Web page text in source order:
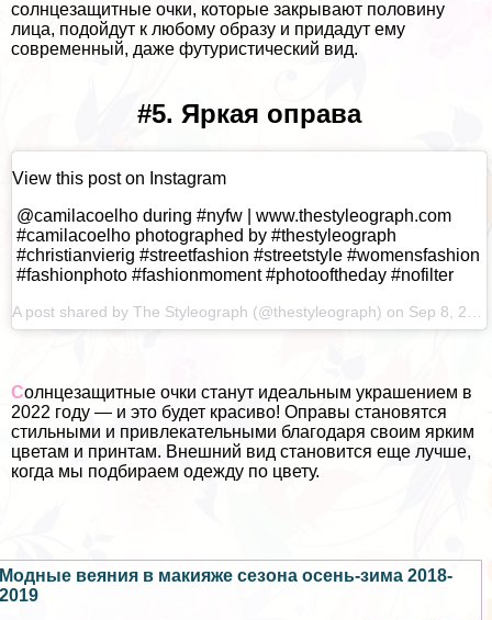
солнцезащитные очки, которые закрывают половину
лица, подойдут к любому образу и придадут ему
современный, даже футуристический вид.
#5. Яркая оправа
View this post on Instagram
@camilacoelho during #nyfw | www.thestyleograph.com
#camilacoelho photographed by #thestyleograph
#christianvierig #streetfashion #streetstyle #womensfashion
#fashionphoto #fashionmoment #photooftheday #nofilter
A post shared by The Styleograph (@thestyleograph) on Sep 8, 2022 at 9:31am PDT
Солнцезащитные очки станут идеальным украшением в
2022 году — и это будет красиво! Оправы становятся
стильными и привлекательными благодаря своим ярким
цветам и принтам. Внешний вид становится еще лучше,
когда мы подбираем одежду по цвету.
Модные веяния в макияже сезона осень-зима 2018-
2019